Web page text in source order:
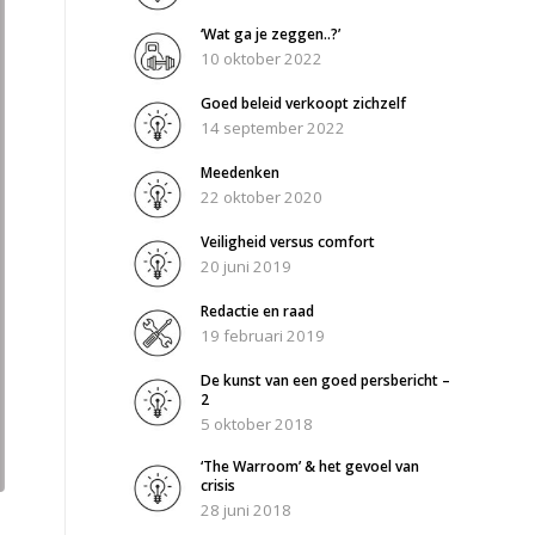
‘Wat ga je zeggen..?’
10 oktober 2022
Goed beleid verkoopt zichzelf
14 september 2022
Meedenken
22 oktober 2020
Veiligheid versus comfort
20 juni 2019
Redactie en raad
19 februari 2019
De kunst van een goed persbericht –
2
5 oktober 2018
‘The Warroom’ & het gevoel van
crisis
28 juni 2018